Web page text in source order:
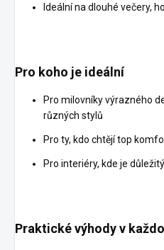
Ideální na dlouhé večery,
Pro koho je ideální
Pro milovníky výrazného
různých stylů
Pro ty, kdo chtějí top
Pro interiéry, kde je
Praktické výhody v